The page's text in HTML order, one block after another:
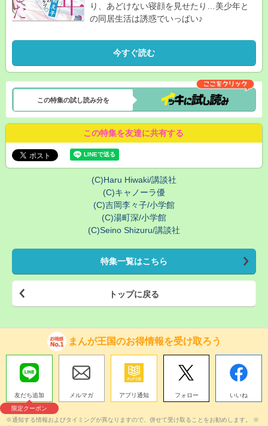
り、あどけない寝顔を見せたり…美少年と
の同居生活は誘惑でいっぱい♪
今すぐ読む
この特集の試し読み分を
この特集を友達に共有する
(C)Haru Hiwaki/講談社
(C)キャノーラ優
(C)吉岡李々子/小学館
(C)湯町深/小学館
(C)Seino Shizuru/講談社
特集一覧はこちら
トップに戻る
まんが王国のお得情報を受け取ろう
友だち追加
限定クーポン
メルマガ アプリ通知 フォロー いいね
※通知する情報およびタイミングが異なりますので、併せて受け取ることをお勧めします。 ※